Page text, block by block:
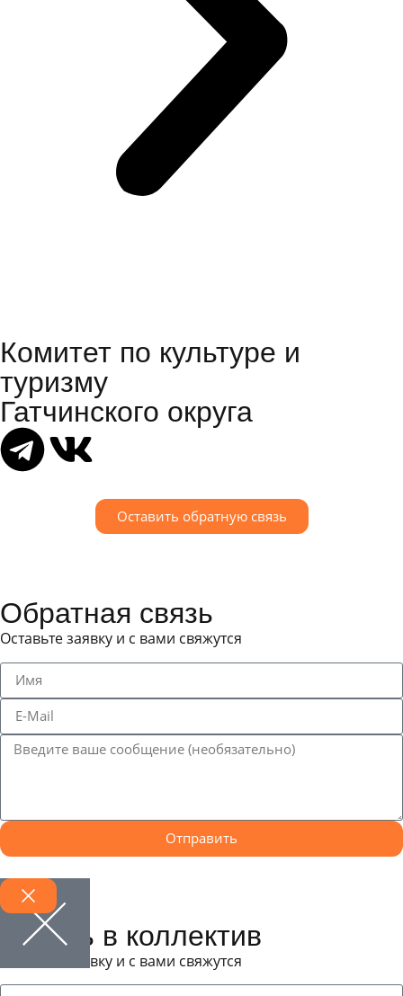
Комитет по культуре и
туризму
Гатчинского округа
Оставить обратную связь
Обратная связь
Оставьте заявку и с вами свяжутся
Отправить
Запись в коллектив
Оставьте заявку и с вами свяжутся